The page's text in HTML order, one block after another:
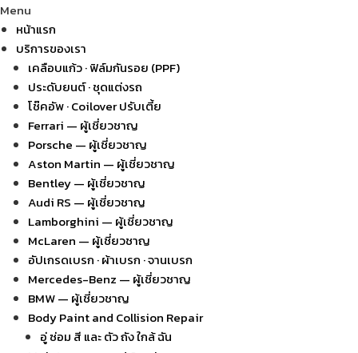
Menu
หน้าแรก
บริการของเรา
เคลือบแก้ว · ฟิล์มกันรอย (PPF)
ประดับยนต์ · ชุดแต่งรถ
โช๊คอัพ · Coilover ปรับเตี้ย
Ferrari — ผู้เชี่ยวชาญ
Porsche — ผู้เชี่ยวชาญ
Aston Martin — ผู้เชี่ยวชาญ
Bentley — ผู้เชี่ยวชาญ
Audi RS — ผู้เชี่ยวชาญ
Lamborghini — ผู้เชี่ยวชาญ
McLaren — ผู้เชี่ยวชาญ
อัปเกรดเบรก · ผ้าเบรก · จานเบรก
Mercedes-Benz — ผู้เชี่ยวชาญ
BMW — ผู้เชี่ยวชาญ
Body Paint and Collision Repair
อู่ ซ่อม สี และ ตัว ถัง ใกล้ ฉัน